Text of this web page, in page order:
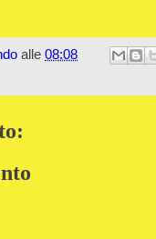
alle 08:08